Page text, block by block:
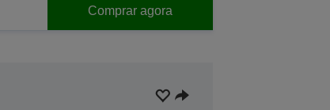
Comprar agora